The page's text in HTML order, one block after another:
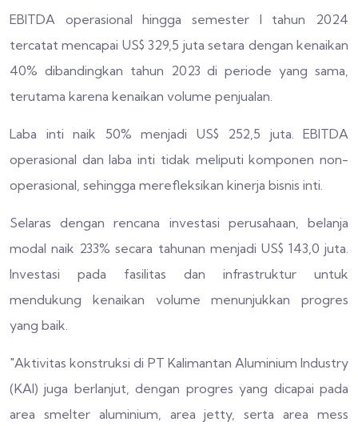
EBITDA operasional hingga semester I tahun 2024
tercatat mencapai US$ 329,5 juta setara dengan kenaikan
40% dibandingkan tahun 2023 di periode yang sama,
terutama karena kenaikan volume penjualan.
Laba inti naik 50% menjadi US$ 252,5 juta. EBITDA
operasional dan laba inti tidak meliputi komponen non-
operasional, sehingga merefleksikan kinerja bisnis inti.
Selaras dengan rencana investasi perusahaan, belanja
modal naik 233% secara tahunan menjadi US$ 143,0 juta.
Investasi pada fasilitas dan infrastruktur untuk
mendukung kenaikan volume menunjukkan progres
yang baik.
"Aktivitas konstruksi di PT Kalimantan Aluminium Industry
(KAI) juga berlanjut, dengan progres yang dicapai pada
area smelter aluminium, area jetty, serta area mess